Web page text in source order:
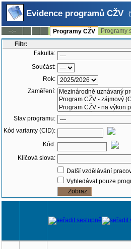
Evidence programů CŽV
--:-- Programy CŽV
Programy
Filtr:
Fakulta:
Součást:
Rok:
Zaměření:
Stav programu:
Kód varianty (CID):
Kód:
Klíčová slova:
Další vzdělávání
Vyhledávat pouze